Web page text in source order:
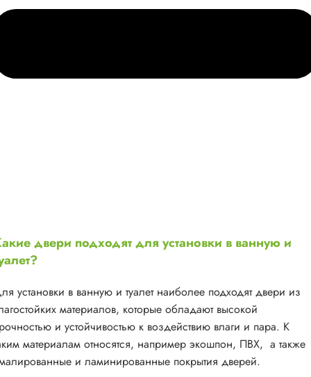
двери подходят для установки в ванную и
установки в ванную и туалет наиболее подходят двери из
материалов, которые обладают высокой
и устойчивостью к воздействию влаги и пара. К
материалам относятся, например экошпон, ПВХ, а также
и ламинированные покрытия дверей.